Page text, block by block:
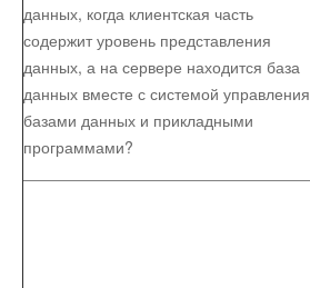
данных, когда клиентская часть
содержит уровень представления
данных, а на сервере находится база
данных вместе с системой управления
базами данных и прикладными
программами?